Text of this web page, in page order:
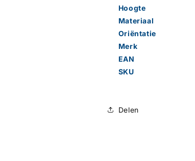
Hoogte
Materiaal
Oriëntatie
Merk
EAN
SKU
Delen